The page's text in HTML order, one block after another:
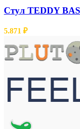
Cтул TEDDY
5.871 ₽